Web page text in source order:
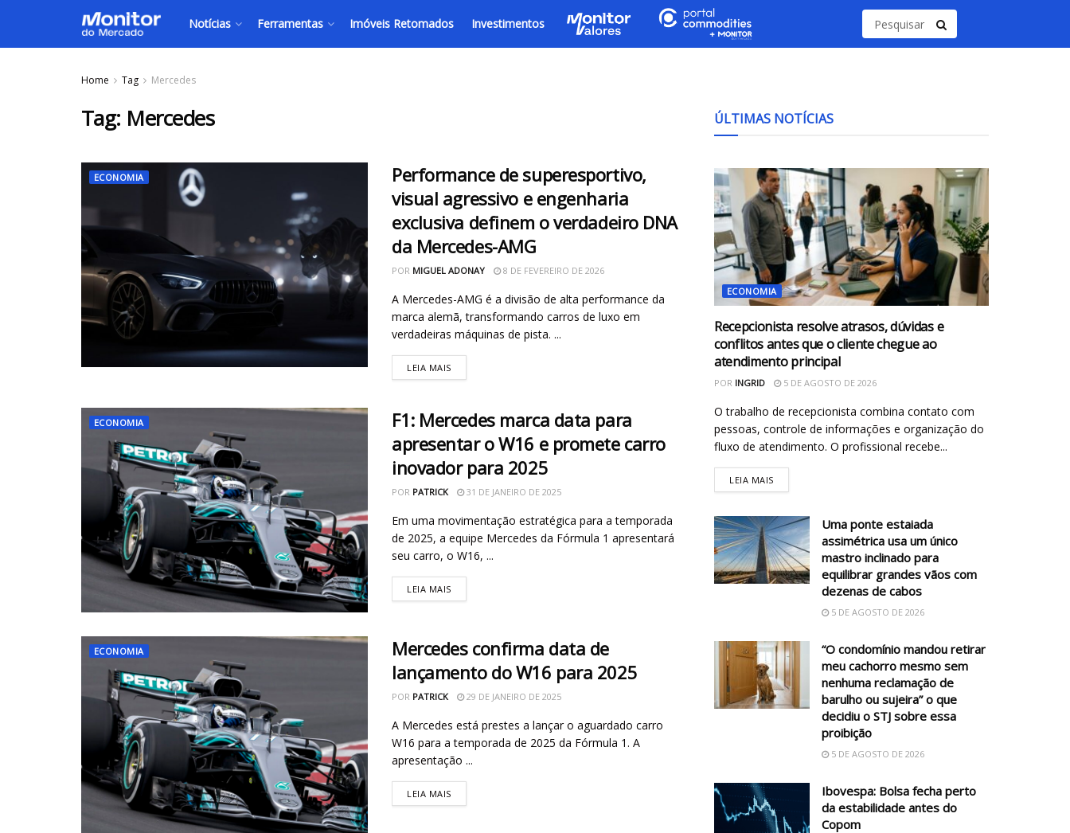
Notícias Ferramentas Imóveis Retomados Investimentos
Home Tag Mercedes
Tag: Mercedes
ECONOMIA
Performance de superesportivo,
visual agressivo e engenharia
exclusiva definem o verdadeiro DNA
da Mercedes-AMG
POR MIGUEL ADONAY 8 DE FEVEREIRO DE 2026
A Mercedes-AMG é a divisão de alta performance da
marca alemã, transformando carros de luxo em
verdadeiras máquinas de pista. ...
LEIA MAIS
ECONOMIA
F1: Mercedes marca data para
apresentar o W16 e promete carro
inovador para 2025
POR PATRICK 31 DE JANEIRO DE 2025
Em uma movimentação estratégica para a temporada
de 2025, a equipe Mercedes da Fórmula 1 apresentará
seu carro, o W16, ...
LEIA MAIS
ECONOMIA
Mercedes confirma data de
lançamento do W16 para 2025
POR PATRICK 29 DE JANEIRO DE 2025
A Mercedes está prestes a lançar o aguardado carro
W16 para a temporada de 2025 da Fórmula 1. A
apresentação ...
LEIA MAIS
ÚLTIMAS NOTÍCIAS
ECONOMIA
Recepcionista resolve atrasos, dúvidas e
conflitos antes que o cliente chegue ao
atendimento principal
POR INGRID 5 DE AGOSTO DE 2026
O trabalho de recepcionista combina contato com
pessoas, controle de informações e organização do
fluxo de atendimento. O profissional recebe...
LEIA MAIS
Uma ponte estaiada
assimétrica usa um único
mastro inclinado para
equilibrar grandes vãos com
dezenas de cabos
5 DE AGOSTO DE 2026
“O condomínio mandou retirar
meu cachorro mesmo sem
nenhuma reclamação de
barulho ou sujeira” o que
decidiu o STJ sobre essa
proibição
5 DE AGOSTO DE 2026
Ibovespa: Bolsa fecha perto
da estabilidade antes do
Copom